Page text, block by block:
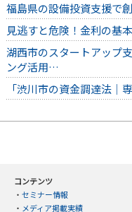
福島県の設備投資支援で
見逃すと危険！金利の基
湖西市のスタートアップ
ング活用…
「渋川市の資金調達法｜
コンテンツ
・ セミナー情報
・ メディア掲載実績